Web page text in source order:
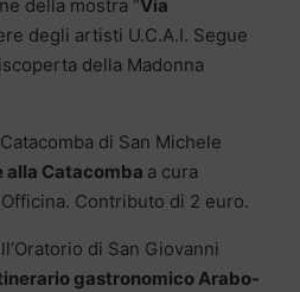
della mostra “Via
degli artisti U.C.A.I. Segue
della Madonna
di San Michele
Catacomba a cura
Contributo di 2 euro.
di San Giovanni
gastronomico Arabo-